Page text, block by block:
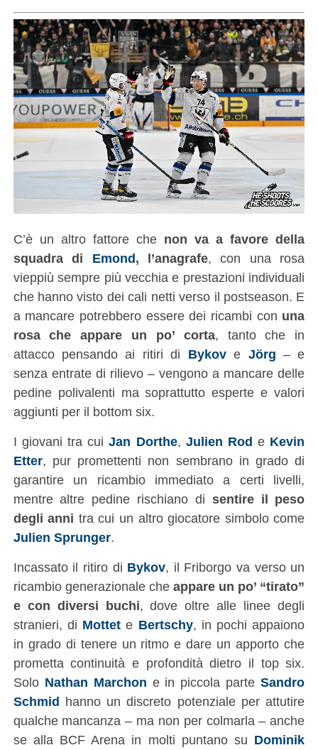
C’è un altro fattore che non va a favore della
squadra di Emond, l’anagrafe, con una rosa
vieppiù sempre più vecchia e prestazioni individuali
che hanno visto dei cali netti verso il postseason. E
a mancare potrebbero essere dei ricambi con una
rosa che appare un po’ corta, tanto che in
attacco pensando ai ritiri di Bykove Jörg – e
senza entrate di rilievo – vengono a mancare delle
pedine polivalenti ma soprattutto esperte e valori
aggiunti per il bottom six.
I giovani tra cuiJan Dorthe, Julien Rod e Kevin
Etter, pur promettenti non sembrano in grado di
garantire un ricambio immediato a certi livelli,
mentre altre pedine rischiano di sentire il peso
degli anni tra cui un altro giocatore simbolo come
Julien Sprunger.
Incassato il ritiro di Bykov, il Friborgo va verso un
ricambio generazionale che appare un po’ “tirato”
e con diversi buchi, dove oltre alle linee degli
stranieri, di Mottet e Bertschy, in pochi appaiono
in grado di tenere un ritmo e dare un apporto che
prometta continuità e profondità dietro il top six.
Solo Nathan Marchon e in piccola parteSandro
Schmid hanno un discreto potenziale per attutire
qualche mancanza – ma non per colmarla – anche
se alla BCF Arena in molti puntano su Dominik